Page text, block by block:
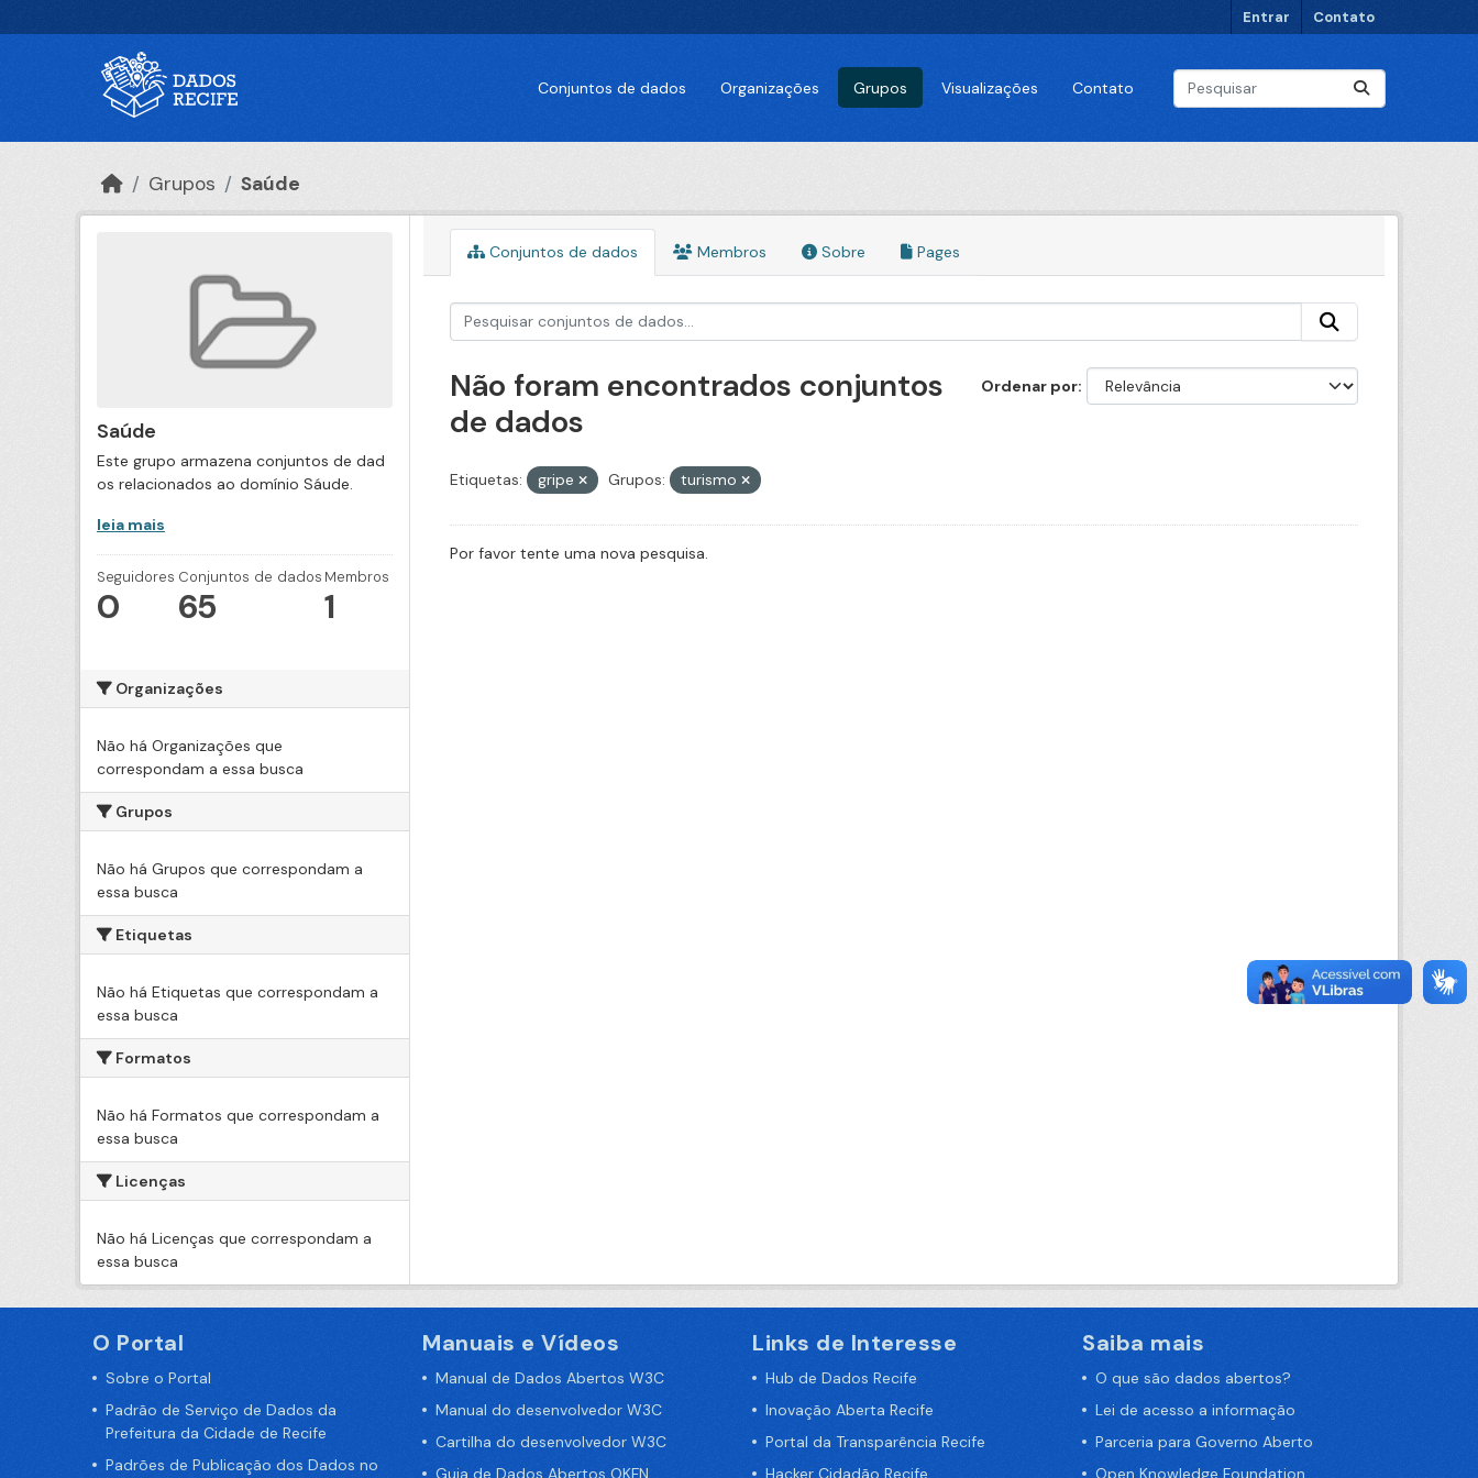
Entrar Contato
Conjuntos de dados Organizações Grupos Visualizações Contato
Grupos Saúde
Saúde
Este grupo armazena conjuntos de dad
os relacionados ao domínio Sáude.
leia mais
Seguidores
0
Conjuntos de dados
65
Membros
1
Organizações
Não há Organizações que
correspondam a essa busca
Grupos
Não há Grupos que correspondam a
essa busca
Etiquetas
Não há Etiquetas que correspondam a
essa busca
Formatos
Não há Formatos que correspondam a
essa busca
Licenças
Não há Licenças que correspondam a
essa busca
Conjuntos de dados Membros Sobre Pages
Ordenar por
Não foram encontrados conjuntos
de dados
Etiquetas: gripe Grupos: turismo
Por favor tente uma nova pesquisa.
O Portal
Sobre o Portal
Padrão de Serviço de Dados da
Prefeitura da Cidade de Recife
Padrões de Publicação dos Dados no
Manuais e Vídeos
Manual de Dados Abertos W3C
Manual do desenvolvedor W3C
Cartilha do desenvolvedor W3C
Guia de Dados Abertos OKFN
Links de Interesse
Hub de Dados Recife
Inovação Aberta Recife
Portal da Transparência Recife
Hacker Cidadão Recife
Saiba mais
O que são dados abertos?
Lei de acesso a informação
Parceria para Governo Aberto
Open Knowledge Foundation